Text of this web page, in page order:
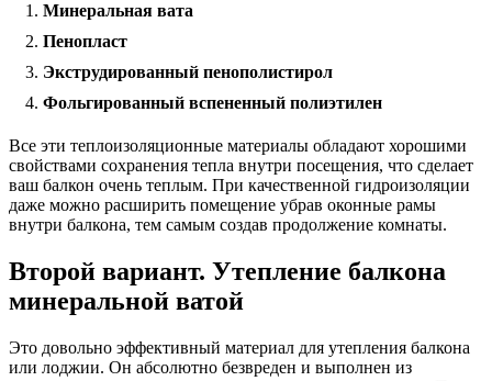
Минеральная вата
Пенопласт
Экструдированный пенополистирол
Фольгированный вспененный полиэтилен
Все эти теплоизоляционные материалы обладают хорошими
свойствами сохранения тепла внутри посещения, что сделает
ваш балкон очень теплым. При качественной гидроизоляции
даже можно расширить помещение убрав оконные рамы
внутри балкона, тем самым создав продолжение комнаты.
Второй вариант. Утепление балкона
минеральной ватой
Это довольно эффективный материал для утепления балкона
или лоджии. Он абсолютно безвреден и выполнен из